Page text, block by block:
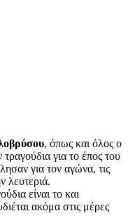
, όπως και όλος ο
για το έπος του
για τον αγώνα, τις
λευτεριά.
είναι το και
ακόμα στις μέρες